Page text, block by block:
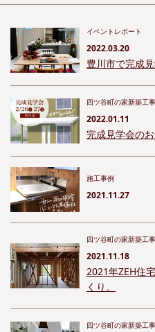
イベントレポート
2022.03.20
豊川市で完成
四ツ谷町の家新築工事
2022.01.11
完成見学会の
施工事例
2021.11.27
四ツ谷町の家新築工事
2021.11.18
2021年ZEH住
くり。
四ツ谷町の家新築工事